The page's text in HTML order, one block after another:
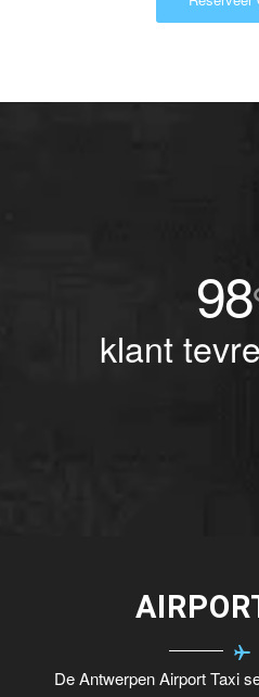
98
klant
De Antwerpen Airport Taxi